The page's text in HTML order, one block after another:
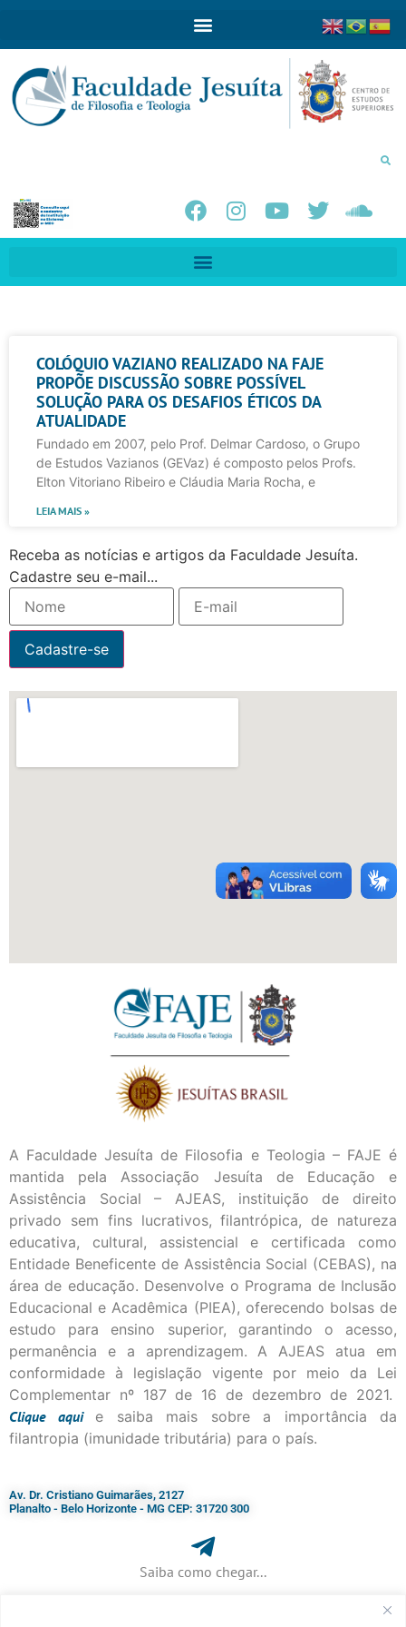
COLÓQUIO VAZIANO REALIZADO NA FAJE
PROPÕE DISCUSSÃO SOBRE POSSÍVEL
SOLUÇÃO PARA OS DESAFIOS ÉTICOS DA
ATUALIDADE
Fundado em 2007, pelo Prof. Delmar Cardoso, o Grupo
de Estudos Vazianos (GEVaz) é composto pelos Profs.
Elton Vitoriano Ribeiro e Cláudia Maria Rocha, e
LEIA MAIS »
Receba as notícias e artigos da Faculdade Jesuíta.
Cadastre seu e-mail...
A Faculdade Jesuíta de Filosofia e Teologia – FAJE é
mantida pela Associação Jesuíta de Educação e
Assistência Social – AJEAS, instituição de direito
privado sem fins lucrativos, filantrópica, de natureza
educativa, cultural, assistencial e certificada como
Entidade Beneficente de Assistência Social (CEBAS), na
área de educação. Desenvolve o Programa de Inclusão
Educacional e Acadêmica (PIEA), oferecendo bolsas de
estudo para ensino superior, garantindo o acesso,
permanência e a aprendizagem. A AJEAS atua em
conformidade à legislação vigente por meio da Lei
Complementar nº 187 de 16 de dezembro de 2021.
Cliqueaqui
e saiba mais sobre a importância da
filantropia (imunidade tributária) para o país.
Av. Dr. Cristiano Guimarães, 2127
Planalto - Belo Horizonte - MG CEP: 31720 300
Saiba como chegar...